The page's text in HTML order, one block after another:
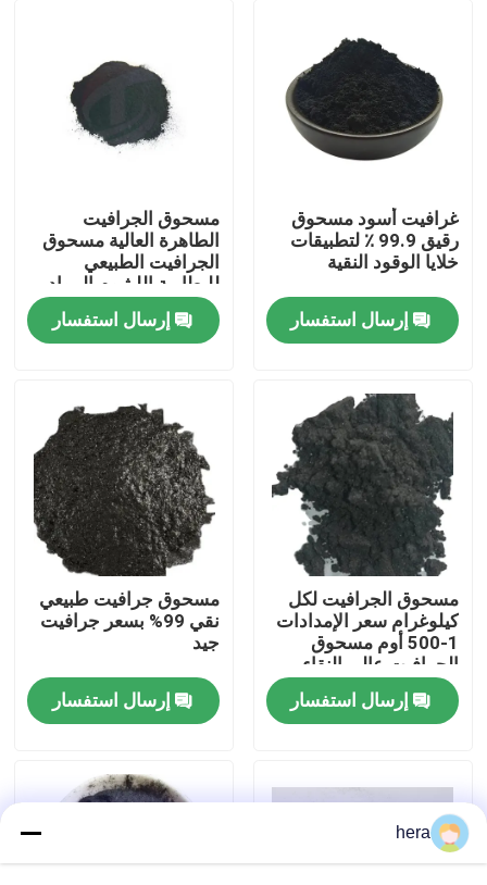
مسكن
منتجات
معلومات عنا
جولة في المعمل
مراقبة الجودة
اتصل بنا
أخبار
المواد الخام الجرافيت
غرافيت أسود مسحوق
رقيق 99.9 ٪ لتطبيقات
خلايا الوقود النقية
إرسال استفسار
مسحوق الجرافيت
الطاهرة العالية مسحوق
الجرافيت الطبيعي
للبطارية الليثيوم المواد
الخام للكاميرا
إرسال استفسار
مسحوق الجرافيت لكل
كيلوغرام سعر الإمدادات
1-500 أوم مسحوق
الجرافيت عالي النقاء
إرسال استفسار
مسحوق جرافيت طبيعي
نقي 99% بسعر جرافيت
جيد
إرسال استفسار
hera